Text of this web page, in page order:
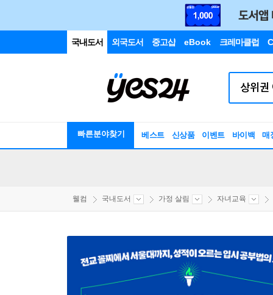
국내도서 외국도서 중고샵 eBook 크레마클럽
빠른분야찾기 베스트 신상품 이벤트 바이백 매
웰컴 국내도서 가정 살림 자녀교육